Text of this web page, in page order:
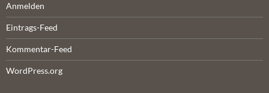
Anmelden
Eintrags-Feed
Kommentar-Feed
WordPress.org